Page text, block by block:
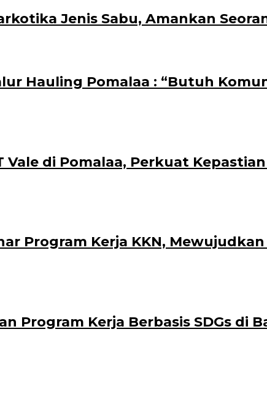
Jenis Sabu, Amankan
Hauling Pomalaa : “Butuh
di Pomalaa, Perkuat
Program Kerja KKN,
Program Kerja Berbasis SDGs di